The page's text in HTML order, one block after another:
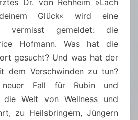
A
H
A
B
E
N
W
I
Dr. von Rehheim »Lach
Glück« wird eine
vermisst gemeldet: die
Hofmann. Was hat die
gesucht? Und was hat der
dem Verschwinden zu tun?
neuer Fall für Rubin und
Welt von Wellness und
zu Heilsbringern, Jüngern